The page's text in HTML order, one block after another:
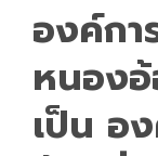
องค์กา
หนอง
เป็น อ